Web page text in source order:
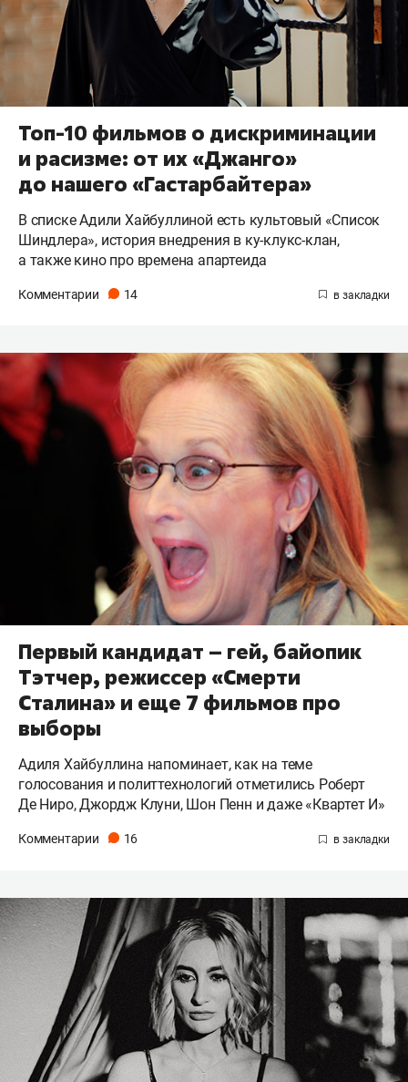
Топ-10 фильмов о дискриминации
и расизме: от их «Джанго»
до нашего «Гастарбайтера»
В списке Адили Хайбуллиной есть культовый «Список
Шиндлера», история внедрения в ку-клукс-клан,
а также кино про времена апартеида
Комментарии 14
Первый кандидат – гей, байопик
Тэтчер, режиссер «Смерти
Сталина» и еще 7 фильмов про
выборы
Адиля Хайбуллина напоминает, как на теме
голосования и политтехнологий отметились Роберт
Де Ниро, Джордж Клуни, Шон Пенн и даже «Квартет И»
Комментарии 16